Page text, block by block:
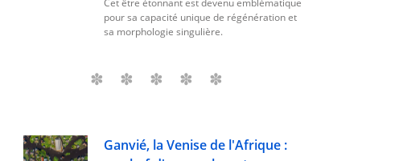
Cet être étonnant est devenu emblématique
pour sa capacité unique de régénération et
sa morphologie singulière.
Ganvié, la Venise de l'Afrique :